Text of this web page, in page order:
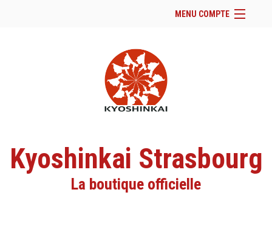
MENU COMPTE
Site Web du club
Facebook
Se connecter
Panier (vide)
Kyoshinkai Strasbourg
La boutique officielle